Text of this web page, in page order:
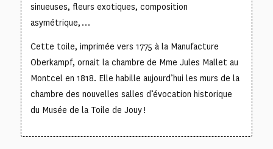
sinueuses, fleurs exotiques, composition
asymétrique, …
Cette toile, imprimée vers 1775 à la Manufacture
Oberkampf, ornait la chambre de Mme Jules Mallet au
Montcel en 1818. Elle habille aujourd’hui les murs de la
chambre des nouvelles salles d’évocation historique
du Musée de la Toile de Jouy !